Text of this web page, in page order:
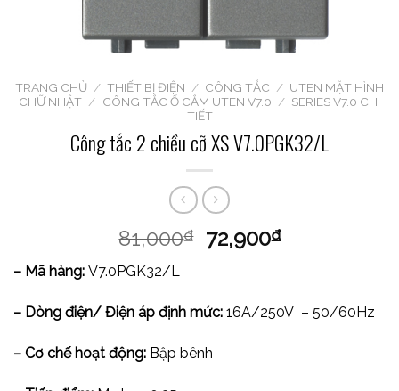
TRANG CHỦ / THIẾT BỊ ĐIỆN / CÔNG TẮC / UTEN MẶT HÌNH
CHỮ NHẬT / CÔNG TẮC Ổ CẮM UTEN V7.0 / SERIES V7.0 CHI
TIẾT
Công tắc 2 chiều cỡ XS V7.0PGK32/L
81,000₫ 72,900₫
– Mã hàng: V7.0PGK32/L
– Dòng điện/ Điện áp định mức: 16A/250V – 50/60Hz
– Cơ chế hoạt động: Bập bênh